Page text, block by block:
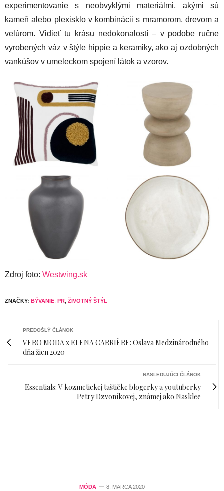
experimentovanie s neobvyklými materiálmi, akými sú
kameň alebo plexisklo v kombinácii s mramorom, drevom a
velúrom. Vidieť tu krásu nedokonalostí – v podobe ručne
vyrobených váz v štýle hippie a keramiky, ako aj ozdobných
vankúšov v umeleckom spojení látok a vzorov.
Zdroj foto: Westwing.sk
ZNAČKY: BÝVANIE PR ŽIVOTNÝ ŠTÝL
PREDOŠLÝ ČLÁNOK
VERO MODA x ELENA CARRIÈRE: Oslava Medzinárodného
dňa žien 2020
NASLEDUJÚCI ČLÁNOK
Essentials: V kozmetickej taštičke blogerky a youtuberky
Petry Dzvoníkovej, známej ako Nasklee
MÓDA 8. MARCA 2020